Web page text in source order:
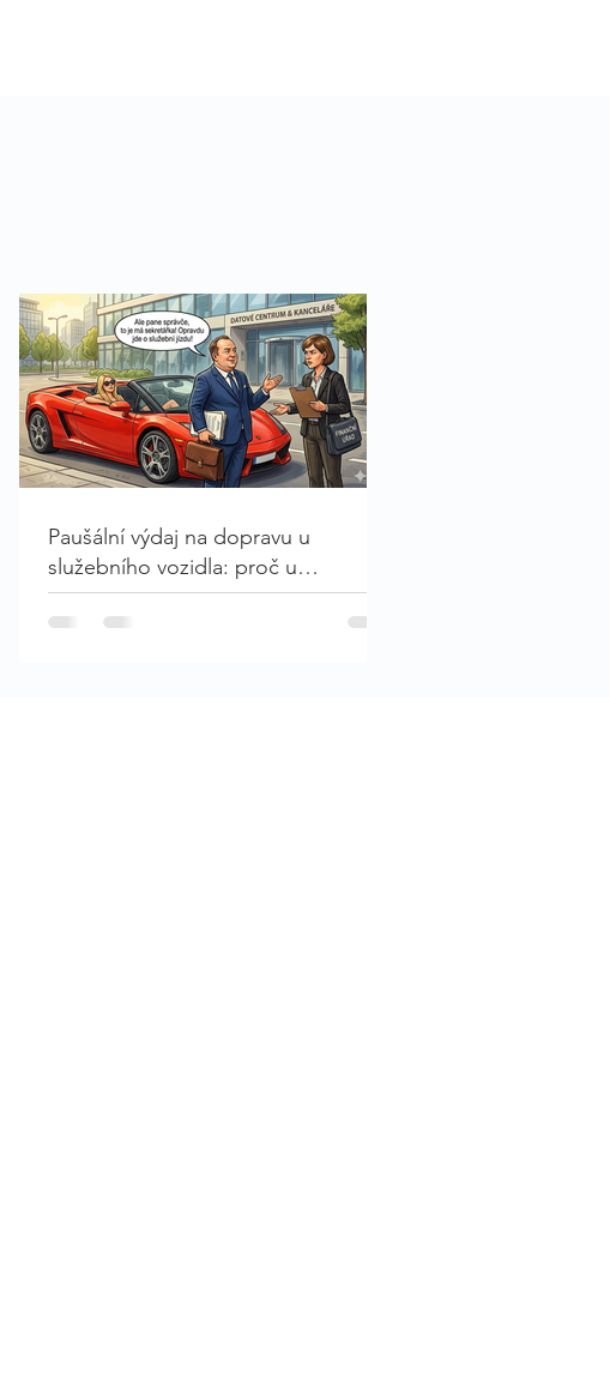
Paušální výdaj na dopravu u
služebního vozidla: proč u
právnických osob často nefunguje